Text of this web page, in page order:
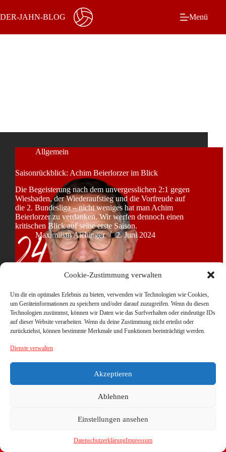
Cookie-Zustimmung verwalten
Um dir ein optimales Erlebnis zu bieten, verwenden wir Technologien wie Cookies,
um Geräteinformationen zu speichern und/oder darauf zuzugreifen. Wenn du diesen
Technologien zustimmst, können wir Daten wie das Surfverhalten oder eindeutige IDs
auf dieser Website verarbeiten. Wenn du deine Zustimmung nicht erteilst oder
zurückziehst, können bestimmte Merkmale und Funktionen beeinträchtigt werden.
Dienste verwalten
Akzeptieren
Ablehnen
Einstellungen ansehen
DatenschutzerklärungImpressum
Inhalt
springen
DER-JAHN-BLOG Menü
Allgemein
Saisonrückblick: Achim Beierlorzer im Blick
Die Begeisterung nach dem unvergesslichen 2:1 gegen
Wiesbaden, der Wiederaufstieg und die Vorfreude auf
die 2. Bundesliga – nicht weniges hat man Achim
Beierlorzer zu verdanken. Wir werfen dennoch einen
kritischen Blick auf seine erste Saison.
Maximilian Aichinger
2. Juni 2024